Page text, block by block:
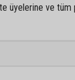
üyelerine ve